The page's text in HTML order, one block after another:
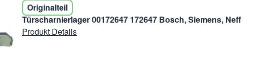
Originalteil
Türscharnierlager 00172647 172647 Bosch, Siemens, Neff
Produkt Details